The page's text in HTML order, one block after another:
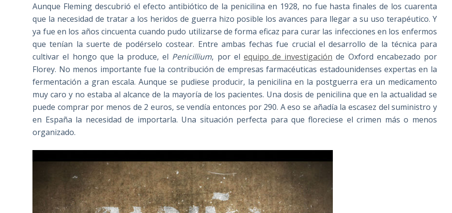
Aunque Fleming descubrió el efecto antibiótico de la penicilina en 1928, no fue hasta finales de los cuarenta
que la necesidad de tratar a los heridos de guerra hizo posible los avances para llegar a su uso terapéutico. Y
ya fue en los años cincuenta cuando pudo utilizarse de forma eficaz para curar las infecciones en los enfermos
que tenían la suerte de podérselo costear. Entre ambas fechas fue crucial el desarrollo de la técnica para
cultivar el hongo que la produce, el Penicillium, por el equipo de investigación de Oxford encabezado por
Florey. No menos importante fue la contribución de empresas farmacéuticas estadounidenses expertas en la
fermentación a gran escala. Aunque se pudiese producir, la penicilina en la postguerra era un medicamento
muy caro y no estaba al alcance de la mayoría de los pacientes. Una dosis de penicilina que en la actualidad se
puede comprar por menos de 2 euros, se vendía entonces por 290. A eso se añadía la escasez del suministro y
en España la necesidad de importarla. Una situación perfecta para que floreciese el crimen más o menos
organizado.